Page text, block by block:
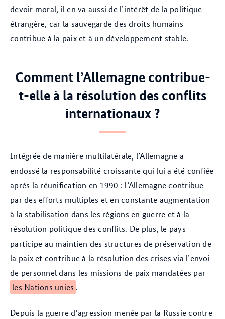
devoir moral, il en va aussi de l’intérêt de la politique
étrangère, car la sauvegarde des droits humains
contribue à la paix et à un développement stable.
Comment l’Allemagne contribue-
t-elle à la résolution des conflits
internationaux ?
Intégrée de manière multilatérale, l’Allemagne a
endossé la responsabilité croissante qui lui a été confiée
après la réunification en 1990 : l’Allemagne contribue
par des efforts multiples et en constante augmentation
à la stabilisation dans les régions en guerre et à la
résolution politique des conflits. De plus, le pays
participe au maintien des structures de préservation de
la paix et contribue à la résolution des crises via l’envoi
de personnel dans les missions de paix mandatées par
les Nations unies .
Depuis la guerre d’agression menée par la Russie contre